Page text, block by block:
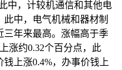
中，计较机通信和其他电
中，电气机械和器材制
三年来最高。涨幅高于季
涨约0.32个百分点，此
上涨0.4%，办事价钱上